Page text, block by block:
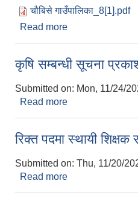
चौबिसे गाउँपालिका_8[1].pdf
Read more
कृषि सम्बन्धी सूचना
Submitted on: Mon, 11/24/
Read more
रिक्त पदमा स्थायी
Submitted on: Thu, 11/20/
Read more